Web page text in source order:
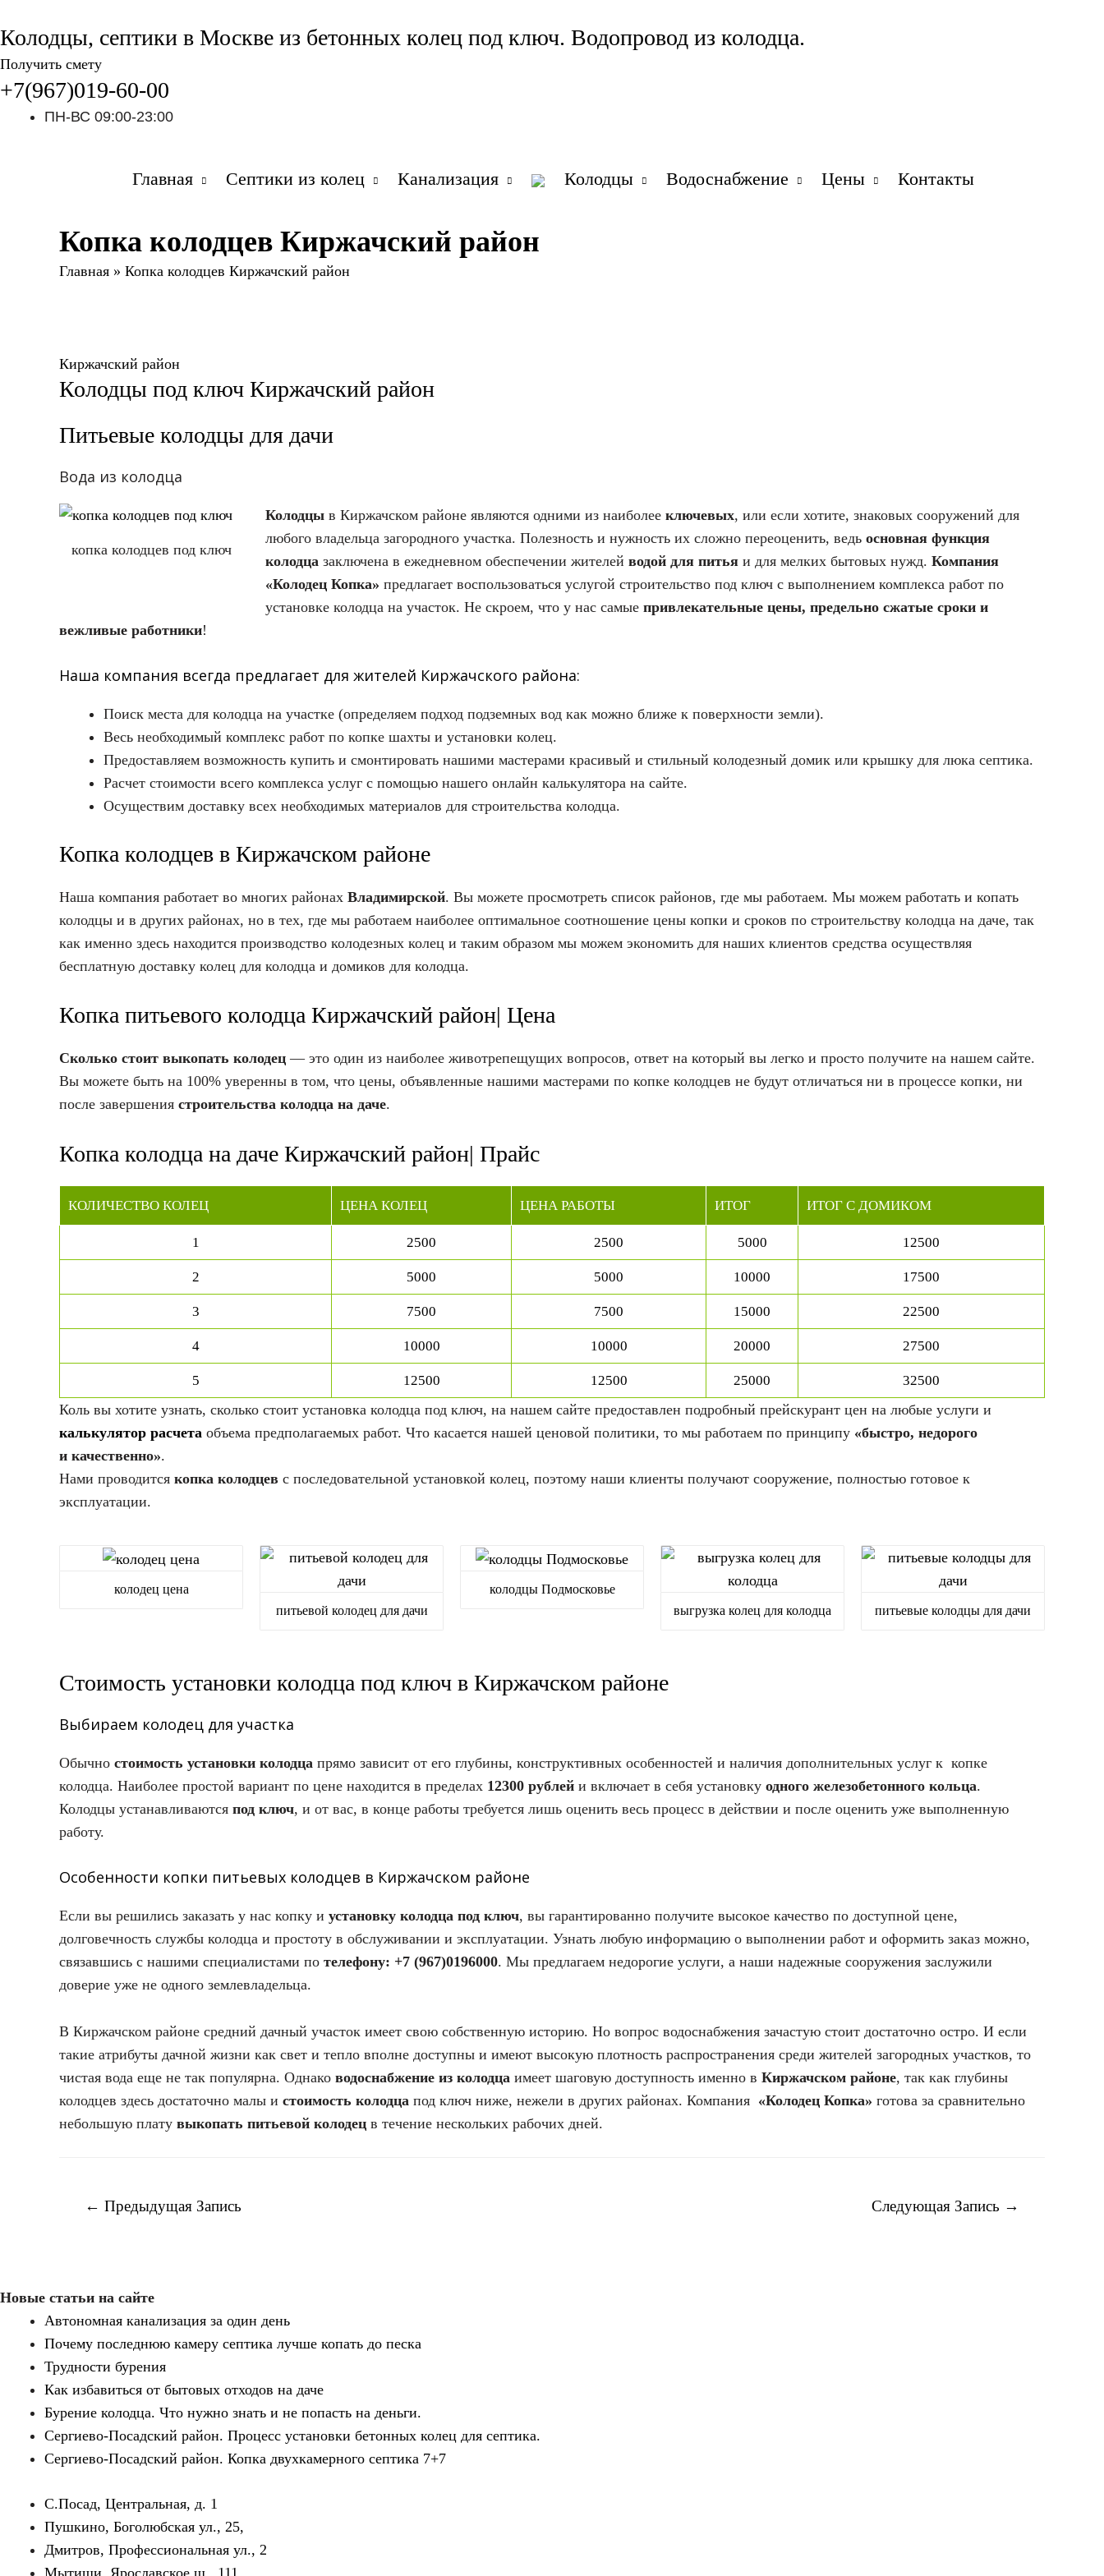
Колодцы, септики в Москве из бетонных колец под ключ. Водопровод из колодца.
Получить смету
+7(967)019-60-00
ПН-ВС 09:00-23:00
Главная Септики из колец Канализация Колодцы Водоснабжение Цены Контакты
Копка колодцев Киржачский район
Главная » Копка колодцев Киржачский район
Киржачский район
Колодцы под ключ Киржачский район
Питьевые колодцы для дачи
Вода из колодца
копка колодцев под ключ
Колодцы в Киржачском районе являются одними из наиболее ключевых, или если хотите, знаковых сооружений для
любого владельца загородного участка. Полезность и нужность их сложно переоценить, ведь основная функция
колодца заключена в ежедневном обеспечении жителей водой для питья и для мелких бытовых нужд. Компания
«Колодец Копка» предлагает воспользоваться услугой строительство под ключ с выполнением комплекса работ по
установке колодца на участок. Не скроем, что у нас самые привлекательные цены, предельно сжатые сроки и
вежливые работники!
Наша компания всегда предлагает для жителей Киржачского района:
Поиск места для колодца на участке (определяем подход подземных вод как можно ближе к поверхности земли).
Весь необходимый комплекс работ по копке шахты и установки колец.
Предоставляем возможность купить и смонтировать нашими мастерами красивый и стильный колодезный домик или крышку для люка септика.
Расчет стоимости всего комплекса услуг с помощью нашего онлайн калькулятора на сайте.
Осуществим доставку всех необходимых материалов для строительства колодца.
Копка колодцев в Киржачском районе
Наша компания работает во многих районах Владимирской. Вы можете просмотреть список районов, где мы работаем. Мы можем работать и копать
колодцы и в других районах, но в тех, где мы работаем наиболее оптимальное соотношение цены копки и сроков по строительству колодца на даче, так
как именно здесь находится производство колодезных колец и таким образом мы можем экономить для наших клиентов средства осуществляя
бесплатную доставку колец для колодца и домиков для колодца.
Копка питьевого колодца Киржачский район| Цена
Сколько стоит выкопать колодец — это один из наиболее животрепещущих вопросов, ответ на который вы легко и просто получите на нашем сайте.
Вы можете быть на 100% уверенны в том, что цены, объявленные нашими мастерами по копке колодцев не будут отличаться ни в процессе копки, ни
после завершения строительства колодца на даче.
Копка колодца на даче Киржачский район| Прайс
КОЛИЧЕСТВО КОЛЕЦ ЦЕНА КОЛЕЦ ЦЕНА РАБОТЫ ИТОГ ИТОГ С ДОМИКОМ
1 2500 2500 5000 12500
2 5000 5000 10000 17500
3 7500 7500 15000 22500
4 10000 10000 20000 27500
5 12500 12500 25000 32500
Коль вы хотите узнать, сколько стоит установка колодца под ключ, на нашем сайте предоставлен подробный прейскурант цен на любые услуги и
калькулятор расчета объема предполагаемых работ. Что касается нашей ценовой политики, то мы работаем по принципу «быстро, недорого
и качественно».
Нами проводится копка колодцев с последовательной установкой колец, поэтому наши клиенты получают сооружение, полностью готовое к
эксплуатации.
колодец цена
питьевой колодец для дачи
колодцы Подмосковье
выгрузка колец для колодца
питьевые колодцы для дачи
Стоимость установки колодца под ключ в Киржачском районе
Выбираем колодец для участка
Обычно стоимость установки колодца прямо зависит от его глубины, конструктивных особенностей и наличия дополнительных услуг к копке
колодца. Наиболее простой вариант по цене находится в пределах 12300 рублей и включает в себя установку одного железобетонного кольца.
Колодцы устанавливаются под ключ, и от вас, в конце работы требуется лишь оценить весь процесс в действии и после оценить уже выполненную
работу.
Особенности копки питьевых колодцев в Киржачском районе
Если вы решились заказать у нас копку и установку колодца под ключ, вы гарантированно получите высокое качество по доступной цене,
долговечность службы колодца и простоту в обслуживании и эксплуатации. Узнать любую информацию о выполнении работ и оформить заказ можно,
связавшись с нашими специалистами по телефону: +7 (967)0196000. Мы предлагаем недорогие услуги, а наши надежные сооружения заслужили
доверие уже не одного землевладельца.
В Киржачском районе средний дачный участок имеет свою собственную историю. Но вопрос водоснабжения зачастую стоит достаточно остро. И если
такие атрибуты дачной жизни как свет и тепло вполне доступны и имеют высокую плотность распространения среди жителей загородных участков, то
чистая вода еще не так популярна. Однако водоснабжение из колодца имеет шаговую доступность именно в Киржачском районе, так как глубины
колодцев здесь достаточно малы и стоимость колодца под ключ ниже, нежели в других районах. Компания «Колодец Копка» готова за сравнительно
небольшую плату выкопать питьевой колодец в течение нескольких рабочих дней.
Навигация
← Предыдущая Запись Следующая Запись →
Новые статьи на сайте
Автономная канализация за один день
Почему последнюю камеру септика лучше копать до песка
Трудности бурения
Как избавиться от бытовых отходов на даче
Бурение колодца. Что нужно знать и не попасть на деньги.
Сергиево-Посадский район. Процесс установки бетонных колец для септика.
Сергиево-Посадский район. Копка двухкамерного септика 7+7
С.Посад, Центральная, д. 1
Пушкино, Боголюбская ул., 25,
Дмитров, Профессиональная ул., 2